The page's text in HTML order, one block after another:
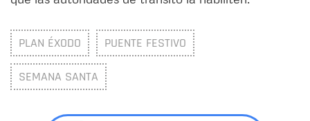
PLAN ÉXODO PUENTE FESTIVO
SEMANA SANTA